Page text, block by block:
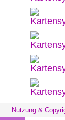
Nutzung &